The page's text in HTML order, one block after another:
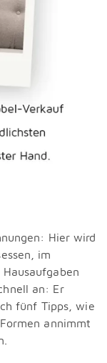
Hier wird
im
an: Er
fünf Tipps, wie
annimmt